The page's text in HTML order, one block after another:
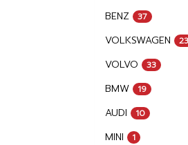
BENZ 37
VOLKSWAGEN 23
VOLVO 33
BMW 19
AUDI 10
MINI 1